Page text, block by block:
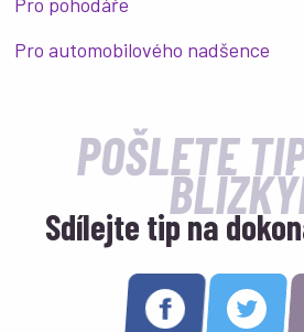
Pro automobilového nadšence
POŠLETE
Sdílejte tip na